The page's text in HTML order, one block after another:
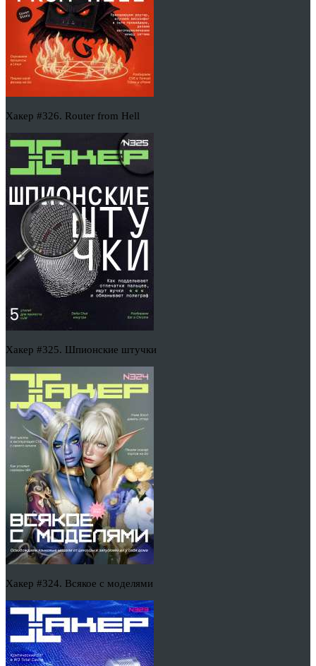
Хакер #326. Router from Hell
Хакер #325. Шпионские штучки
Хакер #324. Всякое с моделями